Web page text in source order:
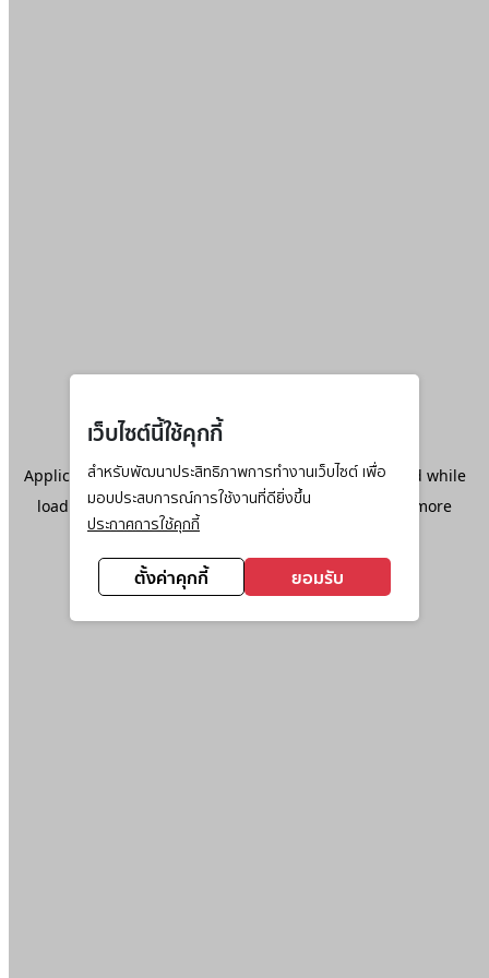
เว็บไซต์นี้ใช้คุกกี้
สำหรับพัฒนาประสิทธิภาพการทำงานเว็บไซต์ เพื่อ
มอบประสบการณ์การใช้งานที่ดียิ่งขึ้น
ประกาศการใช้คุกกี้
ตั้งค่าคุกกี้ ยอมรับ
Application error: aclient-side exception has occurred while
loadingwww.ktc.co.th(see the browser console
for more
information).